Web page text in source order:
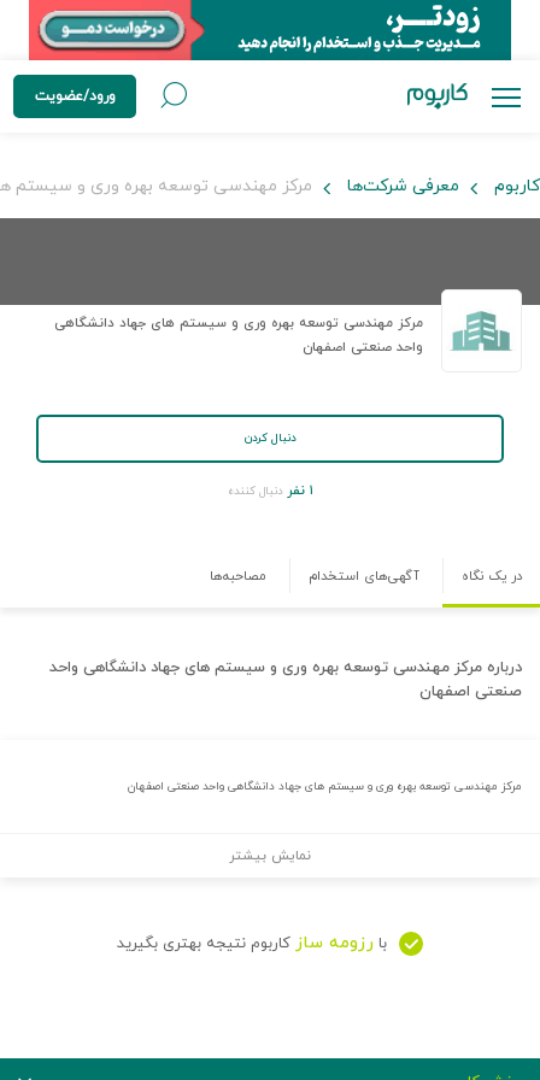
ورود/عضویت
کاربوم معرفی شرکت‌ها مرکز مهندسی توسعه بهره وری و سیستم
مرکز مهندسی توسعه بهره وری و سیستم های جهاد دانشگاهی
واحد صنعتی اصفهان
دنبال کردن
۱ نفر دنبال کننده
در یک نگاه آگهی‌های استخدام مصاحبه‌ها
درباره مرکز مهندسی توسعه بهره وری و سیستم های جهاد دانشگاهی واحد
صنعتی اصفهان
مرکز مهندسی توسعه بهره وری و سیستم های جهاد دانشگاهی واحد صنعتی اصفهان
نمایش بیشتر
با رزومه ساز کاربوم نتیجه بهتری بگیرید